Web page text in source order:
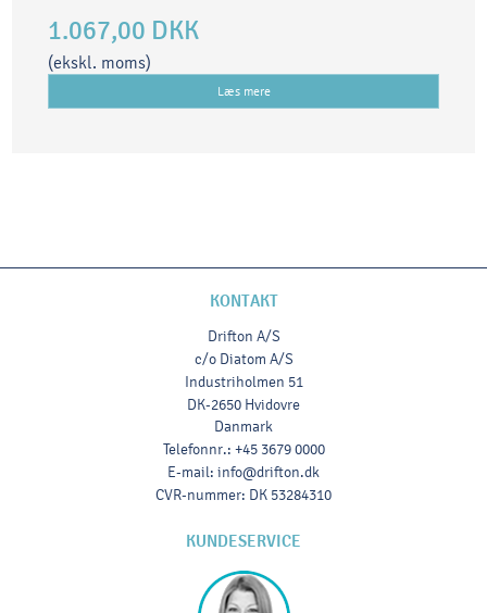
1.067,00 DKK
(ekskl. moms)
Læs mere
KONTAKT
Drifton A/S
c/o Diatom A/S
Industriholmen 51
DK-2650 Hvidovre
Danmark
Telefonnr.: +45 3679 0000
E-mail: info@drifton.dk
CVR-nummer: DK 53284310
KUNDESERVICE